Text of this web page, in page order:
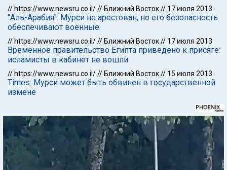
// https://www.newsru.co.il/// Ближний Восток// 17 июля 2013
"Аль-Арабия": Мурси не арестован, но его безопасность
обеспечивают военные
// https://www.newsru.co.il/// Ближний Восток// 17 июля 2013
Временное правительство Египта приведено к присяге:
исламисты в кабинет не вошли
// https://www.newsru.co.il/// Ближний Восток// 15 июля 2013
Times: Мурси может быть обвинен в государственной
измене